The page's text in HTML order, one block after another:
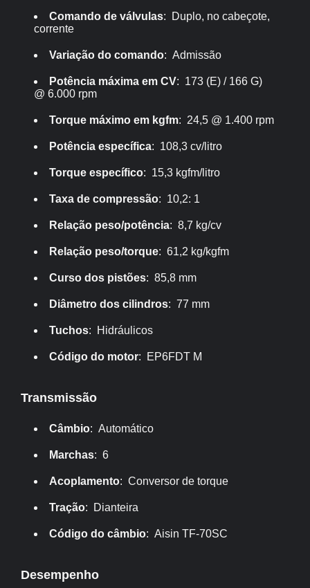
Comando de válvulas: Duplo, no cabeçote,
corrente
Variação do comando: Admissão
Potência máxima em CV: 173 (E) / 166 G)
@ 6.000 rpm
Torque máximo em kgfm: 24,5 @ 1.400 rpm
Potência específica: 108,3 cv/litro
Torque específico: 15,3 kgfm/litro
Taxa de compressão: 10,2: 1
Relação peso/potência: 8,7 kg/cv
Relação peso/torque: 61,2 kg/kgfm
Curso dos pistões: 85,8 mm
Diâmetro dos cilindros: 77 mm
Tuchos: Hidráulicos
Código do motor: EP6FDT M
Transmissão
Câmbio: Automático
Marchas: 6
Acoplamento: Conversor de torque
Tração: Dianteira
Código do câmbio: Aisin TF-70SC
Desempenho